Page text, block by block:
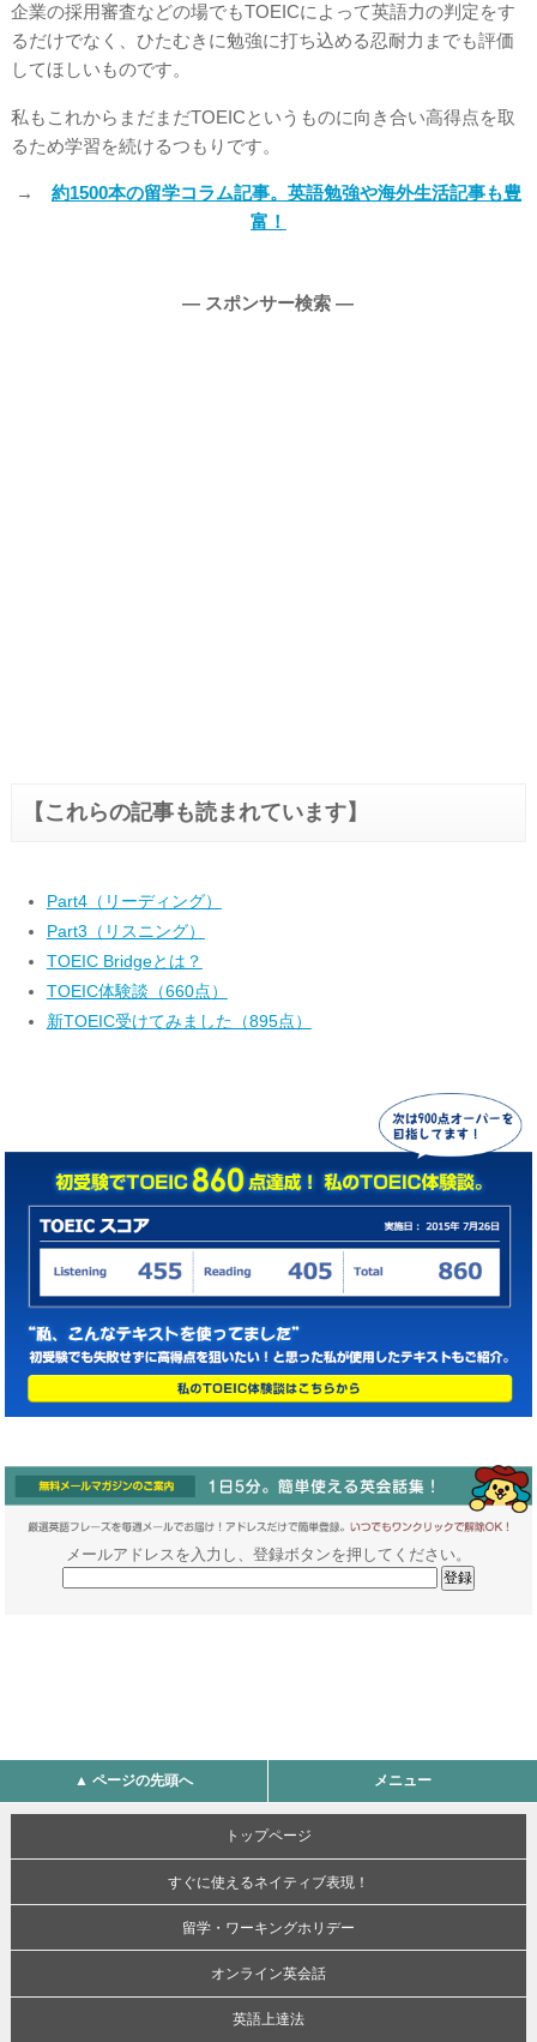
企業の採用審査などの場でもTOEICによって英語力の判定をす
るだけでなく、ひたむきに勉強に打ち込める忍耐力までも評価
してほしいものです。
私もこれからまだまだTOEICというものに向き合い高得点を取
るため学習を続けるつもりです。
→ 約1500本の留学コラム記事。英語勉強や海外生活記事も豊
富！
― スポンサー検索 ―
【これらの記事も読まれています】
Part4（リーディング）
Part3（リスニング）
TOEIC Bridgeとは？
TOEIC体験談（660点）
新TOEIC受けてみました（895点）
メールアドレスを入力し、登録ボタンを押してください。
▲ ページの先頭へ メニュー
トップページ
すぐに使えるネイティブ表現！
留学・ワーキングホリデー
オンライン英会話
英語上達法